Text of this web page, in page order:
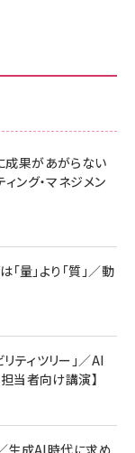
No.2500増刊
ンタメの矜持／
No.2502[2026
株式投資
のデザイン
年 KLMEA128G
17 用 保護フィ
(6.3インチ) 対応
ノイズキャンセリ
ル 240W 結束バン
材採用 iPhone
年 KLMEA128G
ロゴ - クラ
C & USB-C
ナイトブラック)
缶 24本 ビー
ラベルビヤセラー
成果があがらない
ング・マネジメン
量」より「質」／動
ティツリー」／AI
当者向け講演】
生成AI時代に求め